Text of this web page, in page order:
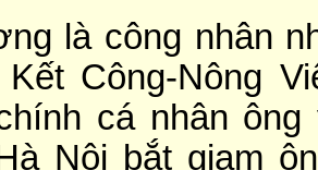
là công nhân
Công-Nông
cá nhân
Nội bắt giam